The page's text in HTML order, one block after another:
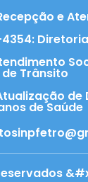
e
de Trânsito
de
de Saúde